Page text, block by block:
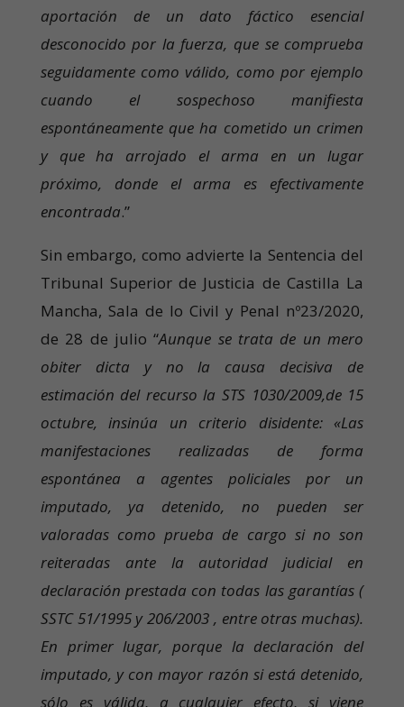
aportación de un dato fáctico esencial
desconocido por la fuerza, que se comprueba
seguidamente como válido, como por ejemplo
cuando el sospechoso manifiesta
espontáneamente que ha cometido un crimen
y que ha arrojado el arma en un lugar
próximo, donde el arma es efectivamente
encontrada.”
Sin embargo, como advierte la Sentencia del
Tribunal Superior de Justicia de Castilla La
Mancha, Sala de lo Civil y Penal nº23/2020,
de 28 de julio “Aunque se trata de un mero
obiter dicta y no la causa decisiva de
estimación del recurso la STS 1030/2009,de 15
octubre, insinúa un criterio disidente: «Las
manifestaciones realizadas de forma
espontánea a agentes policiales por un
imputado, ya detenido, no pueden ser
valoradas como prueba de cargo si no son
reiteradas ante la autoridad judicial en
declaración prestada con todas las garantías (
SSTC 51/1995 y 206/2003 , entre otras muchas).
En primer lugar, porque la declaración del
imputado, y con mayor razón si está detenido,
sólo es válida, a cualquier efecto, si viene